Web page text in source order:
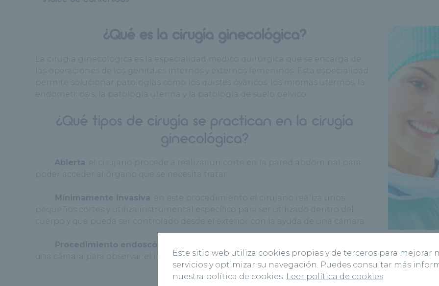
¿Qué es la cirugía ginecológica?
La cirugía ginecológica es la especialidad médico quirúrgica que se encarga de
las operaciones de los genitales internos y externos femeninos. Esta especialidad
permite solucionar patologías como los quistes ováricos, los miomas uterinos, la
endometriosis, la patología uterina y la patología de suelo pélvico.
¿Qué tipos de cirugía se practican en la cirugía
ginecológica?
Abierta : el cirujano procede a realizar un corte en la pared abdominal para
poder acceder al órgano que se necesita tratar.
Mínimamente invasiva : en este procedimiento el cirujano realiza unos
pequeños cortes y utiliza instrumental específico para ser utilizado dentro del
cuerpo y que pueda ser controlado desde el exterior con la ayuda de una cámara.
Procedimiento endoscópico
una cámara para observar el interior del cuerpo.Este sitio web utiliza cookies propias y de terceros para mejorar
servicios y optimizar su navegación. Puedes consultar más
nuestra política de cookies. Leer política de cookies